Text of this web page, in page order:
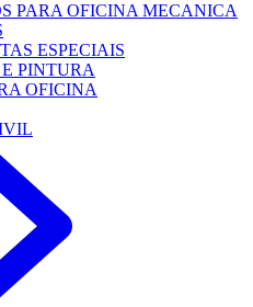
PARA OFICINA MECANICA
ESPECIAIS
PINTURA
OFICINA